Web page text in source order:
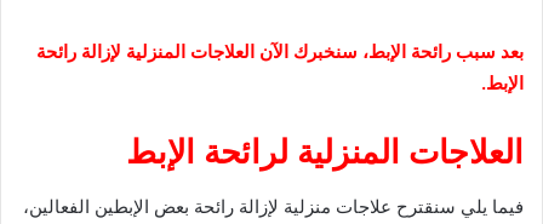
بعد سبب رائحة الإبط، سنخبرك الآن العلاجات المنزلية لإزالة رائحة
الإبط.
العلاجات المنزلية لرائحة الإبط
فيما يلي سنقترح علاجات منزلية لإزالة رائحة بعض الإبطين الفعالين،